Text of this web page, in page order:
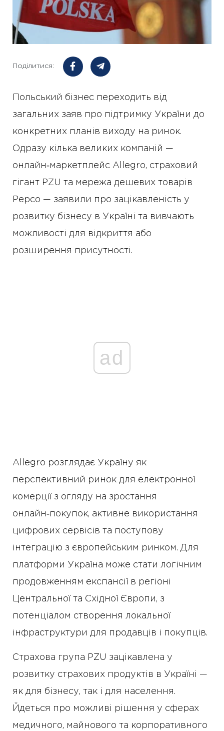
Поділитися:
Польський бізнес переходить від
загальних заяв про підтримку України до
конкретних планів виходу на ринок.
Одразу кілька великих компаній —
онлайн‑маркетплейс Allegro, страховий
гігант PZU та мережа дешевих товарів
Pepco — заявили про зацікавленість у
розвитку бізнесу в Україні та вивчають
можливості для відкриття або
розширення присутності.
ad
Allegro розглядає Україну як
перспективний ринок для електронної
комерції з огляду на зростання
онлайн‑покупок, активне використання
цифрових сервісів та поступову
інтеграцію з європейським ринком. Для
платформи Україна може стати логічним
продовженням експансії в регіоні
Центральної та Східної Європи, з
потенціалом створення локальної
інфраструктури для продавців і покупців.
Страхова група PZU зацікавлена у
розвитку страхових продуктів в Україні —
як для бізнесу, так і для населення.
Йдеться про можливі рішення у сферах
медичного, майнового та корпоративного